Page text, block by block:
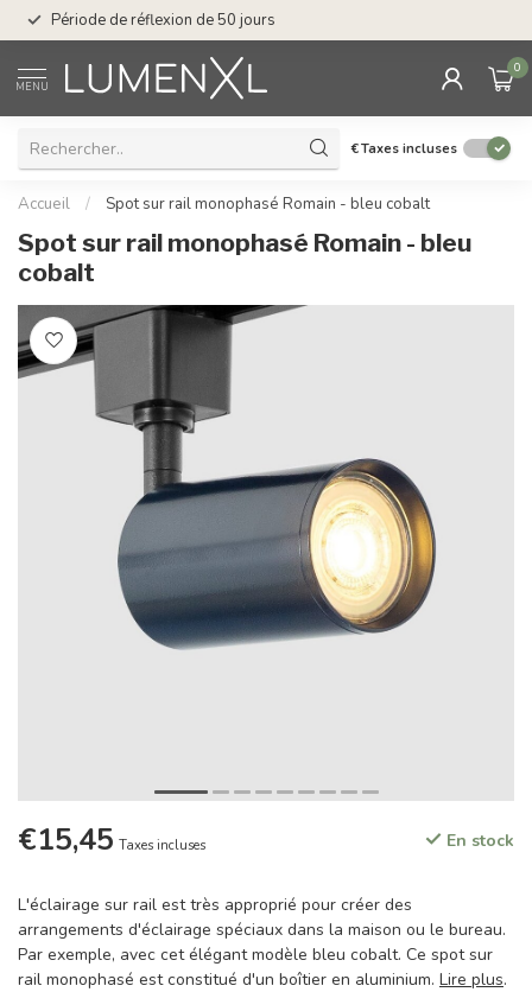
Période de réflexion de 50 jours
MENU
0
€Taxes incluses
Accueil / Spot sur rail monophasé Romain - bleu cobalt
Spot sur rail monophasé Romain - bleu
cobalt
€15,45 Taxes incluses En stock
L'éclairage sur rail est très approprié pour créer des
arrangements d'éclairage spéciaux dans la maison ou le bureau.
Par exemple, avec cet élégant modèle bleu cobalt. Ce spot sur
rail monophasé est constitué d'un boîtier en aluminium. Lire plus.